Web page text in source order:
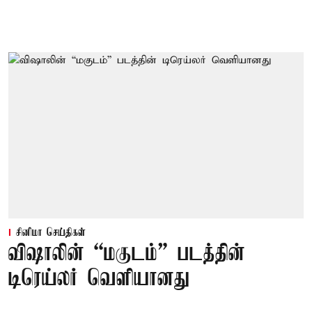
சினிமா செய்திகள்
விஷாலின் “மகுடம்” படத்தின்
டிரெய்லர் வெளியானது